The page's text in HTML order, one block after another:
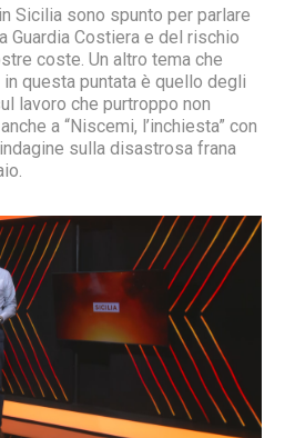
Sicilia sono spunto per parlare
Guardia Costiera e del rischio
coste. Un altro tema che
questa puntata è quello degli
lavoro che purtroppo non
a “Niscemi, l’inchiesta” con
sulla disastrosa frana